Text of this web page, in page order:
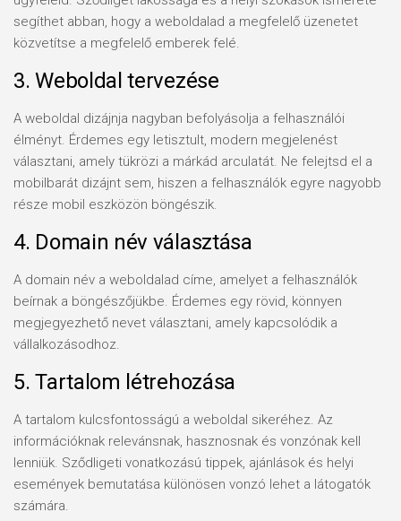
segíthet abban, hogy a weboldalad a megfelelő üzenetet
közvetítse a megfelelő emberek felé.
3. Weboldal tervezése
A weboldal dizájnja nagyban befolyásolja a felhasználói
élményt. Érdemes egy letisztult, modern megjelenést
választani, amely tükrözi a márkád arculatát. Ne felejtsd el a
mobilbarát dizájnt sem, hiszen a felhasználók egyre nagyobb
része mobil eszközön böngészik.
4. Domain név választása
A domain név a weboldalad címe, amelyet a felhasználók
beírnak a böngészőjükbe. Érdemes egy rövid, könnyen
megjegyezhető nevet választani, amely kapcsolódik a
vállalkozásodhoz.
5. Tartalom létrehozása
A tartalom kulcsfontosságú a weboldal sikeréhez. Az
információknak relevánsnak, hasznosnak és vonzónak kell
lenniük. Sződligeti vonatkozású tippek, ajánlások és helyi
események bemutatása különösen vonzó lehet a látogatók
számára.